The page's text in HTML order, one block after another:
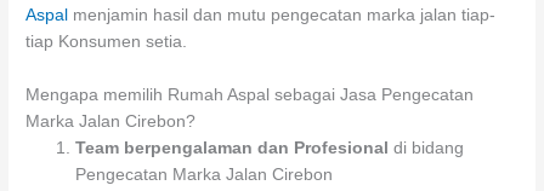
Aspal menjamin hasil dan mutu pengecatan marka jalan tiap-
tiap Konsumen setia.
Mengapa memilih Rumah Aspal sebagai Jasa Pengecatan
Marka Jalan Cirebon?
Team berpengalaman dan Profesional di bidang
Pengecatan Marka Jalan Cirebon